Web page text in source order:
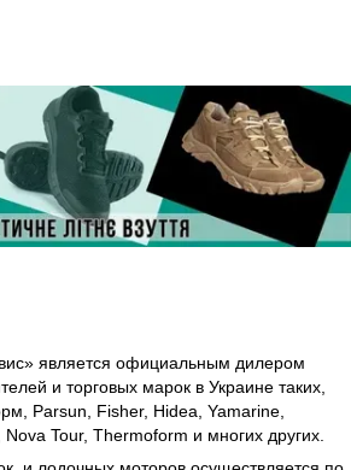
является официальным дилером
и торговых марок в Украине таких,
Parsun, Fisher, Hidea, Yamarine,
Tour, Thermoform и многих других.